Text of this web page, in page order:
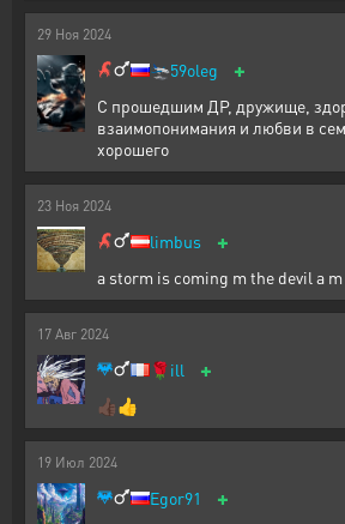
29 Ноя 2024
🛬59oleg +
С прошедшим ДР, дружище,
взаимопонимания и любви в
хорошего
23 Ноя 2024
limbus +
a storm is coming m the devil a
17 Авг 2024
🌹ill +
👍🏿👍
19 Июл 2024
Egor91 +